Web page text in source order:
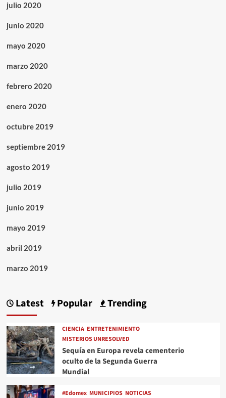
julio 2020
junio 2020
mayo 2020
marzo 2020
febrero 2020
enero 2020
octubre 2019
septiembre 2019
agosto 2019
julio 2019
junio 2019
mayo 2019
abril 2019
marzo 2019
Latest Popular Trending
CIENCIA ENTRETENIMIENTO
MISTERIOS UNRESOLVED
Sequía en Europa revela cementerio
oculto de la Segunda Guerra
Mundial
#Edomex MUNICIPIOS NOTICIAS